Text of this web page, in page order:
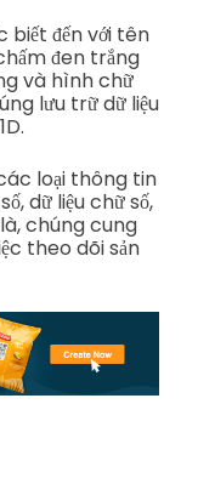
biết đến với tên
đen trắng
và hình chữ
lưu trữ dữ liệu
loại thông tin
dữ liệu chữ số,
chúng cung
theo dõi sản